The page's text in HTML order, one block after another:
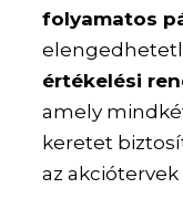
folyamatos
értékelési
amely
keretet
az